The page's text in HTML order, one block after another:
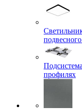
профилях